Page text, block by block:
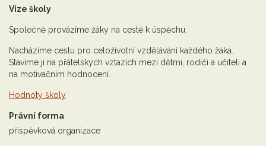
Vize školy
Společně provázíme žáky na cestě k úspěchu.
Nacházíme cestu pro celoživotní vzdělávání každého žáka.
Stavíme ji na přátelských vztazích mezi dětmi, rodiči a učiteli a
na motivačním hodnocení.
Hodnoty školy
Právní forma
příspěvková organizace